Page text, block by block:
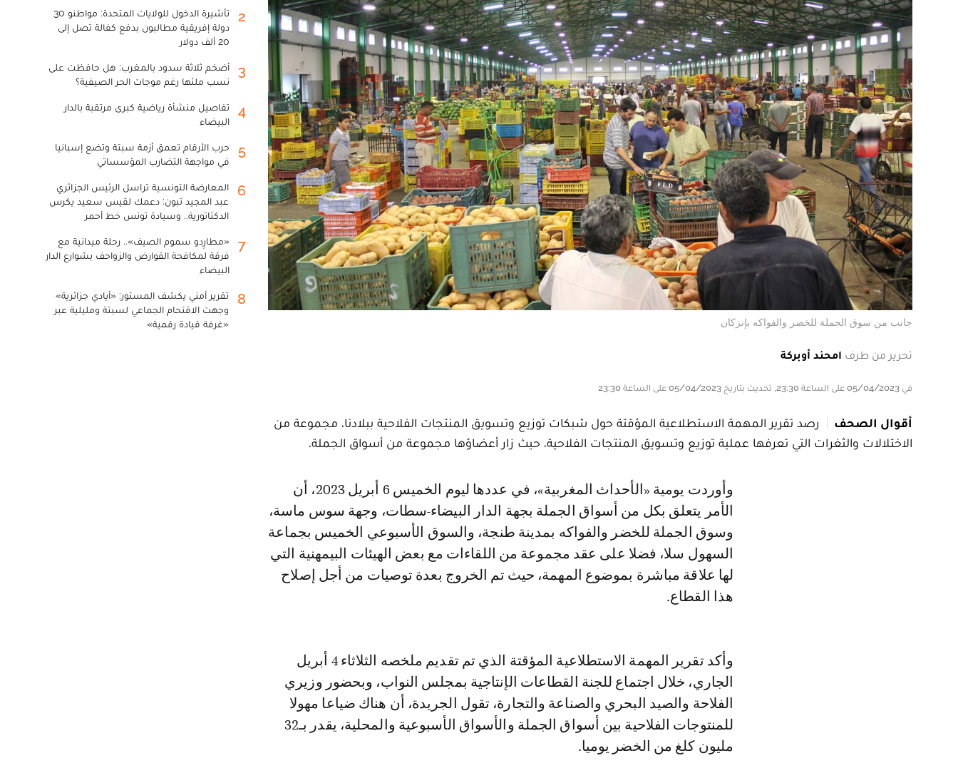
جانب من سوق الجملة للخضر والفواكه بإنزكان
تحرير من طرف امحند أوبركة
في 05/04/2023 على الساعة 23:30, تحديث بتاريخ 05/04/2023 على الساعة 23:30
أقوال الصحف
رصد تقرير المهمة الاستطلاعية المؤقتة حول شبكات توزيع وتسويق المنتجات الفلاحية ببلادنا، مجموعة من
الاختلالات والثغرات التي تعرفها عملية توزيع وتسويق المنتجات الفلاحية، حيث زار أعضاؤها مجموعة من أسواق الجملة.
وأوردت يومية «الأحداث المغربية»، في عددها ليوم الخميس 6 أبريل 2023، أن
الأمر يتعلق بكل من أسواق الجملة بجهة الدار البيضاء-سطات، وجهة سوس ماسة،
وسوق الجملة للخضر والفواكه بمدينة طنجة، والسوق الأسبوعي الخميس بجماعة
السهول سلا، فضلا على عقد مجموعة من اللقاءات مع بعض الهيئات البيمهنية التي
لها علاقة مباشرة بموضوع المهمة، حيث تم الخروج بعدة توصيات من أجل إصلاح
هذا القطاع.
وأكد تقرير المهمة الاستطلاعية المؤقتة الذي تم تقديم ملخصه الثلاثاء 4 أبريل
الجاري، خلال اجتماع للجنة القطاعات الإنتاجية بمجلس النواب، وبحضور وزيري
الفلاحة والصيد البحري والصناعة والتجارة، تقول الجريدة، أن هناك ضياعا مهولا
للمنتوجات الفلاحية بين أسواق الجملة والأسواق الأسبوعية والمحلية، يقدر بـ32
مليون كلغ من الخضر يوميا.
2
تأشيرة الدخول للولايات المتحدة: مواطنو 30
دولة إفريقية مطالبون بدفع كفالة تصل إلى
20 ألف دولار
3
أضخم ثلاثة سدود بالمغرب: هل حافظت على
نسب ملئها رغم موجات الحر الصيفية؟
4
تفاصيل منشأة رياضية كبرى مرتقبة بالدار
البيضاء
5
حرب الأرقام تعمق أزمة سبتة وتضع إسبانيا
في مواجهة التضارب المؤسساتي
6
المعارضة التونسية تراسل الرئيس الجزائري
عبد المجيد تبون: دعمك لقيس سعيد يكرس
الدكتاتورية.. وسيادة تونس خط أحمر
7
«مطارِدو سموم الصيف».. رحلة ميدانية مع
فرقة لمكافحة القوارض والزواحف بشوارع الدار
البيضاء
8
تقرير أمني يكشف المستور: «أيادي جزائرية»
وجهت الاقتحام الجماعي لسبتة ومليلية عبر
«غرفة قيادة رقمية»